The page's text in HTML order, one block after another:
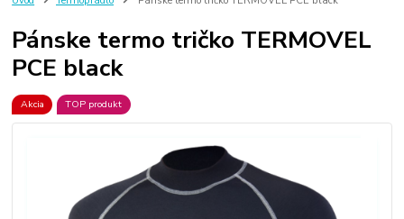
Pánske termo tričko TERMOVEL
PCE black
Akcia TOP produkt